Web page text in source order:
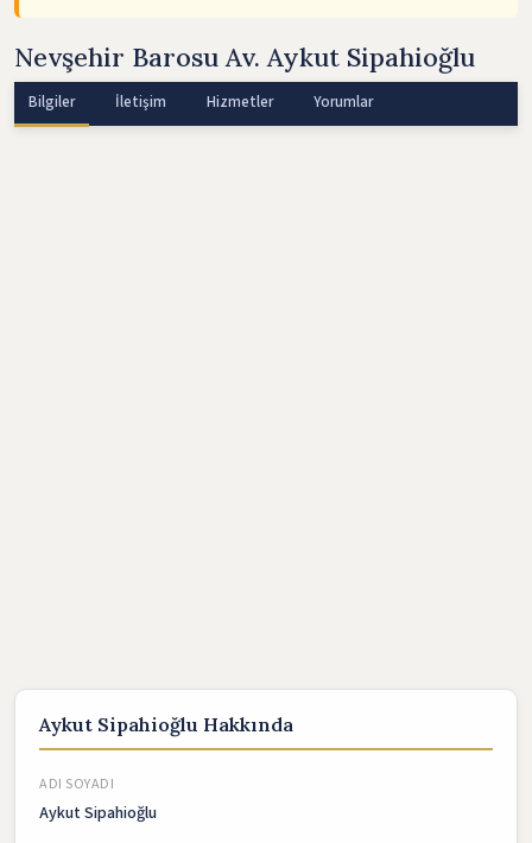
Nevşehir Barosu Av. Aykut Sipahioğlu
Bilgiler İletişim Hizmetler Yorumlar
Aykut Sipahioğlu Hakkında
ADI SOYADI
Aykut Sipahioğlu